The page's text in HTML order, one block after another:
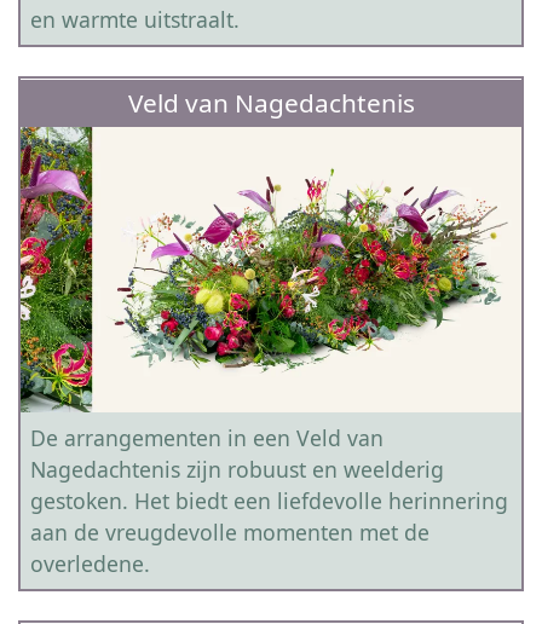
en warmte uitstraalt.
Veld van Nagedachtenis
De arrangementen in een Veld van
Nagedachtenis zijn robuust en weelderig
gestoken. Het biedt een liefdevolle herinnering
aan de vreugdevolle momenten met de
overledene.